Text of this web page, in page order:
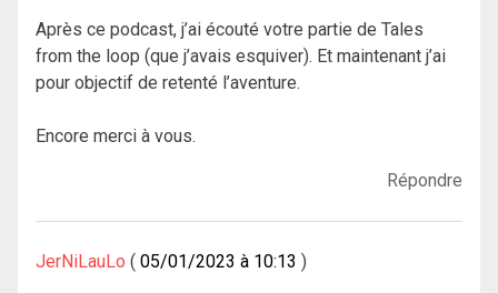
Après ce podcast, j’ai écouté votre partie de Tales
from the loop (que j’avais esquiver). Et maintenant j’ai
pour objectif de retenté l’aventure.
Encore merci à vous.
Répondre
JerNiLauLo 05/01/2023 à 10:13